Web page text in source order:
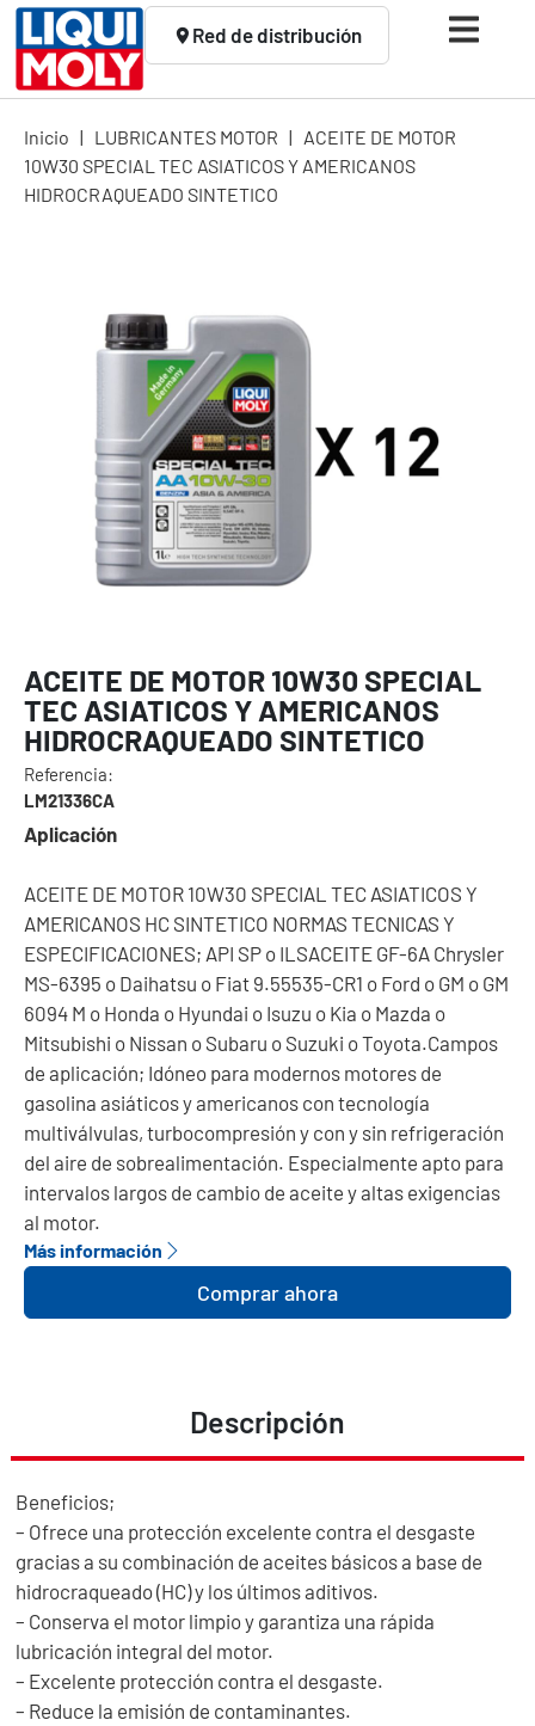
Red de distribución
Inicio | LUBRICANTES MOTOR | ACEITE DE MOTOR
10W30 SPECIAL TEC ASIATICOS Y AMERICANOS
HIDROCRAQUEADO SINTETICO
ACEITE DE MOTOR 10W30 SPECIAL
TEC ASIATICOS Y AMERICANOS
HIDROCRAQUEADO SINTETICO
Referencia:
LM21336CA
Aplicación
ACEITE DE MOTOR 10W30 SPECIAL TEC ASIATICOS Y
AMERICANOS HC SINTETICO NORMAS TECNICAS Y
ESPECIFICACIONES; API SP o ILSACEITE GF-6A Chrysler
MS-6395 o Daihatsu o Fiat 9.55535-CR1 o Ford o GM o GM
6094 M o Honda o Hyundai o Isuzu o Kia o Mazda o
Mitsubishi o Nissan o Subaru o Suzuki o Toyota.Campos
de aplicación; Idóneo para modernos motores de
gasolina asiáticos y americanos con tecnología
multiválvulas, turbocompresión y con y sin refrigeración
del aire de sobrealimentación. Especialmente apto para
intervalos largos de cambio de aceite y altas exigencias
al motor.
Más información
Comprar ahora
Descripción
Beneficios;
– Ofrece una protección excelente contra el desgaste
gracias a su combinación de aceites básicos a base de
hidrocraqueado (HC) y los últimos aditivos.
– Conserva el motor limpio y garantiza una rápida
lubricación integral del motor.
– Excelente protección contra el desgaste.
– Reduce la emisión de contaminantes.